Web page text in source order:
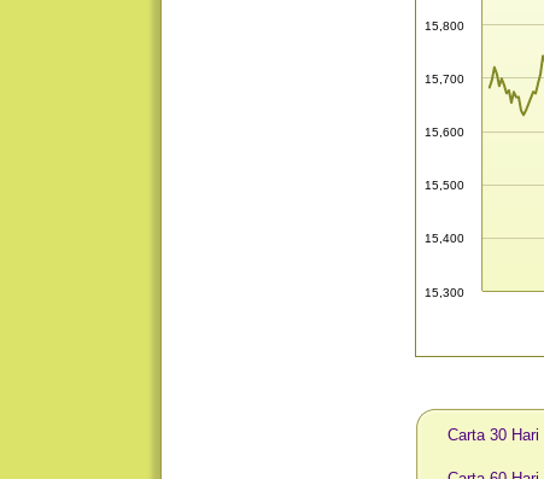
15,300
15,400
15,500
15,600
15,700
15,800
Carta 30